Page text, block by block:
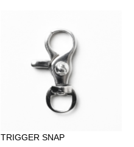
TRIGGER SNAP